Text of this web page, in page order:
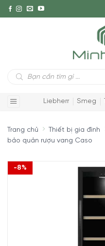
Tìm
kiếm
Liebherr Smeg
Trang chủ Thiết bị gia đình
bảo quản rượu vang Caso
-8%